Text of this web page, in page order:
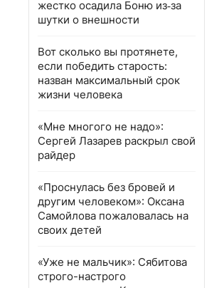
жестко осадила Боню из‑за
шутки о внешности
Вот сколько вы протянете,
если победить старость:
назван максимальный срок
жизни человека
«Мне многого не надо»:
Сергей Лазарев раскрыл свой
райдер
«Проснулась без бровей и
другим человеком»: Оксана
Самойлова пожаловалась на
своих детей
«Уже не мальчик»: Сябитова
строго-настрого